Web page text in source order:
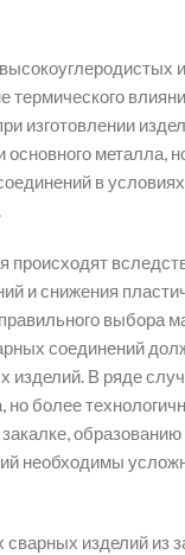
термического
изготовлении
основного
в
происходят
и снижения
выбора
соединений
изделий. В ряде
более
закалке,
необходимы
сварных изделий